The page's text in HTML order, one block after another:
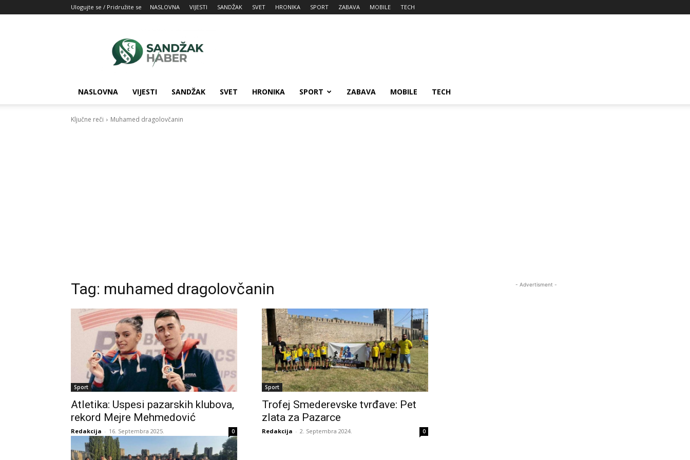
Ulogujte se / Pridružite se NASLOVNA VIJESTI SANDŽAK SVET HRONIKA SPORT ZABAVA MOBILE TECH
Vaš
izvor
NASLOVNA VIJESTI SANDŽAK SVET HRONIKA SPORT ZABAVA MOBILE TECH
Ključne reči Muhamed dragolovčanin
Tag: muhamed dragolovčanin
Sport
Atletika: Uspesi pazarskih klubova,
rekord Mejre Mehmedović
Redakcija - 16. Septembra 2025. 0
Sport
Trofej Smederevske tvrđave: Pet
zlata za Pazarce
Redakcija - 2. Septembra 2024. 0
- Advertisment -